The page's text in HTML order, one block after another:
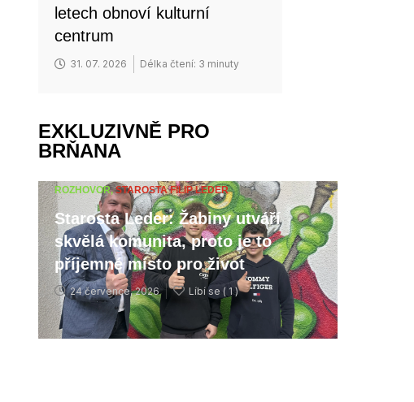
letech obnoví kulturní
centrum
31. 07. 2026 Délka čtení: 3 minuty
EXKLUZIVNĚ PRO
BRŇANA
ROZHOVOR,STAROSTA FILIP LEDER
Starosta Leder: Žabiny utváří
skvělá komunita, proto je to
příjemné místo pro život
24 července, 2026 Líbí se ( 1 )